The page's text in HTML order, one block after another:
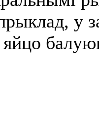
у